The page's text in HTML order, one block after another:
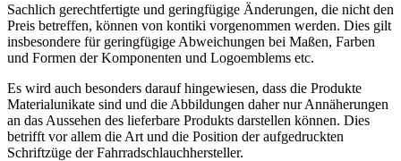
Sachlich gerechtfertigte und geringfügige Änderungen, die nicht den
Preis betreffen, können von kontiki vorgenommen werden. Dies gilt
insbesondere für geringfügige Abweichungen bei Maßen, Farben
und Formen der Komponenten und Logoemblems etc.
Es wird auch besonders darauf hingewiesen, dass die Produkte
Materialunikate sind und die Abbildungen daher nur Annäherungen
an das Aussehen des lieferbare Produkts darstellen können. Dies
betrifft vor allem die Art und die Position der aufgedruckten
Schriftzüge der Fahrradschlauchhersteller.